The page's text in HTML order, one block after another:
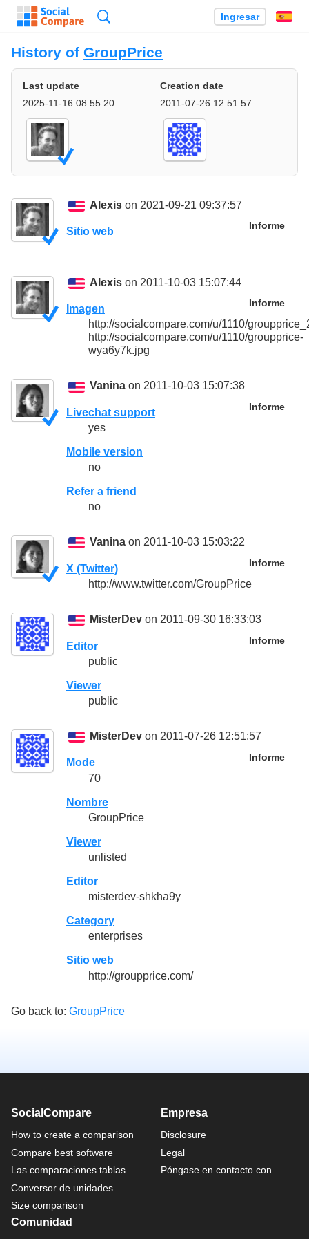
Ingresar
History of GroupPrice
Last update
2025-11-16 08:55:20
Creation date
2011-07-26 12:51:57
Alexis on 2021-09-21 09:37:57
Informe
Sitio web
Alexis on 2011-10-03 15:07:44
Informe
Imagen
http://socialcompare.com/u/1110/
http://socialcompare.com/u/1110/groupprice-
wya6y7k.jpg
Vanina on 2011-10-03 15:07:38
Informe
Livechat support
yes
Mobile version
no
Refer a friend
no
Vanina on 2011-10-03 15:03:22
Informe
X (Twitter)
http://www.twitter.com/GroupPrice
MisterDev on 2011-09-30 16:33:03
Informe
Editor
public
Viewer
public
MisterDev on 2011-07-26 12:51:57
Informe
Mode
70
Nombre
GroupPrice
Viewer
unlisted
Editor
misterdev-shkha9y
Category
enterprises
Sitio web
http://groupprice.com/
Go back to: GroupPrice
SocialCompare
How to create a comparison
Compare best software
Las comparaciones tablas
Conversor de unidades
Size comparison
Empresa
Disclosure
Legal
Póngase en contacto con
Comunidad